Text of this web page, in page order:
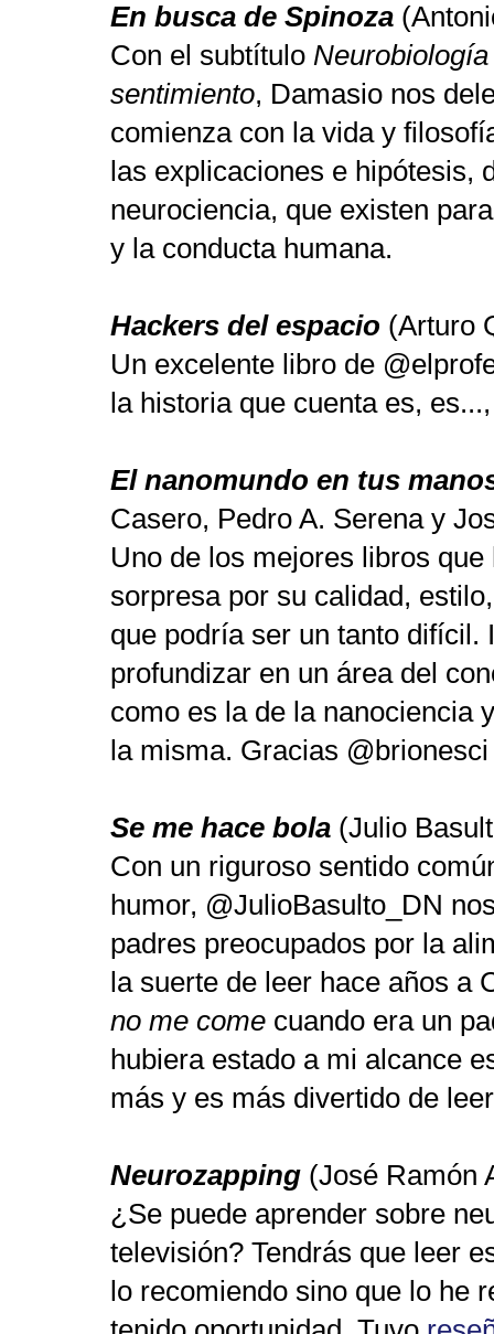
En busca de Spinoza
Con el subtítulo
sentimiento, Damasio nos
comienza con la vida y
las explicaciones e hipótesis,
neurociencia, que existen
y la conducta humana.
Hackers del espacio (Arturo
Un excelente libro de
la historia que cuenta es,
El nanomundo en tus
Casero, Pedro A. Serena y
Uno de los mejores libros
sorpresa por su calidad,
que podría ser un tanto
profundizar en un área del
como es la de la nanociencia
la misma. Gracias @brionesci
Se me hace bola (Julio
Con un riguroso sentido
humor, @JulioBasulto_DN
padres preocupados por la
la suerte de leer hace años a
no me come cuando era un
hubiera estado a mi alcance
más y es más divertido de
Neurozapping (José Ramón
¿Se puede aprender sobre
televisión? Tendrás que leer
lo recomiendo sino que lo he